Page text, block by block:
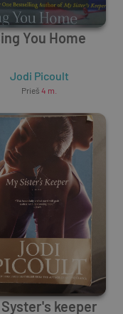
You Home
Jodi Picoult
Prieš 4 m.
Syster's keeper